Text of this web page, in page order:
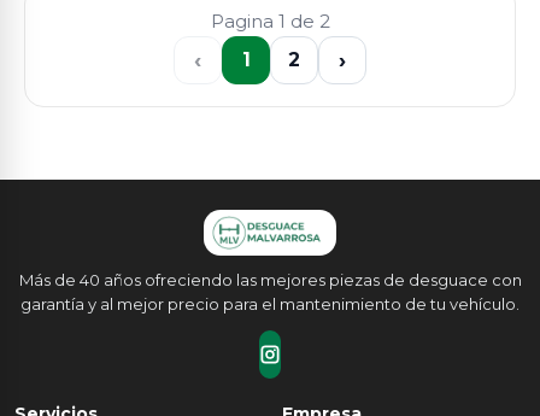
Pagina 1 de 2
‹ 1 2 ›
Más de 40 años ofreciendo las mejores piezas de desguace con
garantía y al mejor precio para el mantenimiento de tu vehículo.